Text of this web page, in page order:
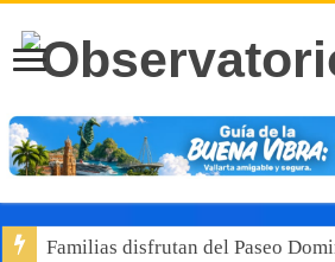
Familias disfrutan del Paseo